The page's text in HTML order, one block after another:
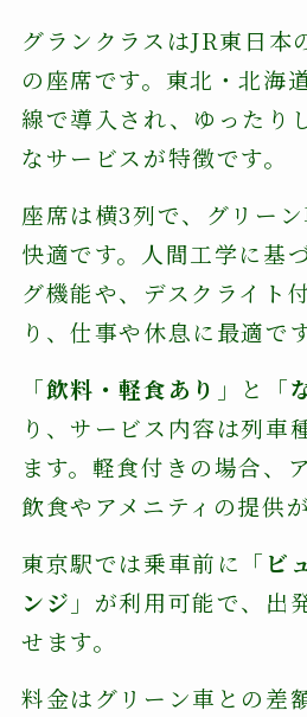
グランクラスはJR東日本
の座席です。東北・北海
線で導入され、ゆったり
なサービスが特徴です。
座席は横3列で、グリー
快適です。人間工学に基
グ機能や、デスクライト
り、仕事や休息に最適です
「飲料・軽食あり 」と「
り、サービス内容は列車
ます。軽食付きの場合、
飲食やアメニティの提供
東京駅では乗車前に「 ビ
ンジ 」が利用可能で、出
せます。
料金はグリーン車との差